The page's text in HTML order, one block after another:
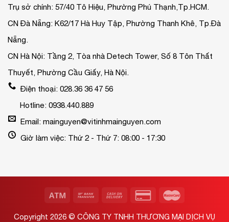
Trụ sở chính: 57/40 Tô Hiệu, Phường Phú Thạnh,Tp.HCM.
CN Đà Nẵng: K62/17 Hà Huy Tập, Phường Thanh Khê, Tp.Đà
Nẵng.
CN Hà Nội: Tầng 2, Tòa nhà Detech Tower, Số 8 Tôn Thất
Thuyết, Phường Cầu Giấy, Hà Nội.
Điện thoại: 028.36 36 47 56
Hotline: 0938.440.889
Email: mainguyen@vitinhmainguyen.com
Giờ làm việc: Thứ 2 - Thứ 7: 08:00 - 17:30
Copyright 2026 © CÔNG TY TNHH THƯƠNG MẠI DỊCH VỤ